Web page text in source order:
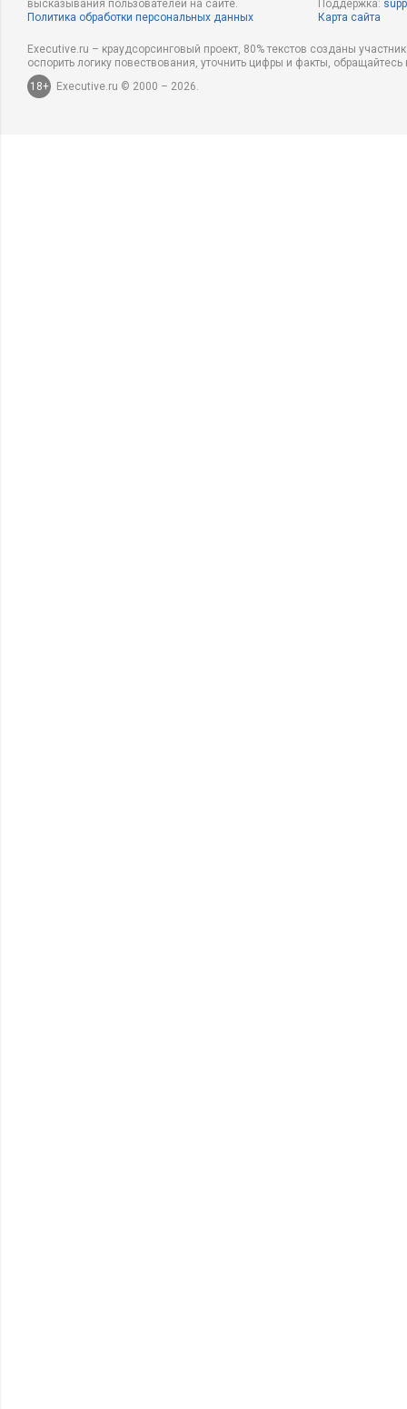
высказывания пользователей на сайте.
Политика обработки персональных данных
Поддержка:
Карта сайта
Executive.ru – краудсорсинговый проект, 80% текстов созданы
оспорить логику повествования, уточнить цифры и факты,
18+
Executive.ru © 2000 – 2026.